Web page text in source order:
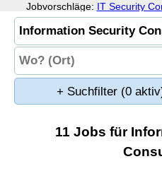
Jobvorschläge: IT Security
Information Security
+ Suchfilter (0
11 Jobs für